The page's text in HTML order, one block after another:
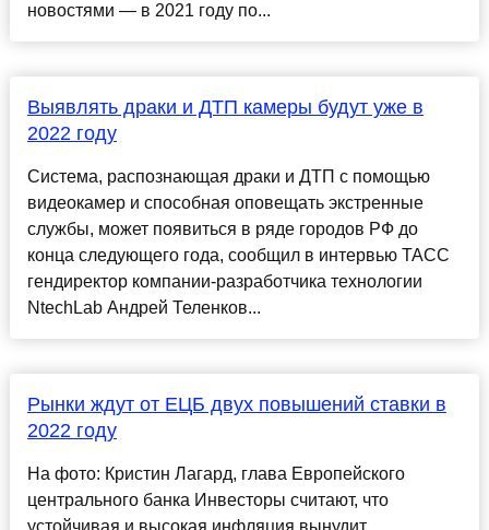
новостями — в 2021 году по...
Выявлять драки и ДТП камеры будут уже в
2022 году
Система, распознающая драки и ДТП с помощью
видеокамер и способная оповещать экстренные
службы, может появиться в ряде городов РФ до
конца следующего года, сообщил в интервью ТАСС
гендиректор компании-разработчика технологии
NtechLab Андрей Теленков...
Рынки ждут от ЕЦБ двух повышений ставки в
2022 году
На фото: Кристин Лагард, глава Европейского
центрального банка Инвесторы считают, что